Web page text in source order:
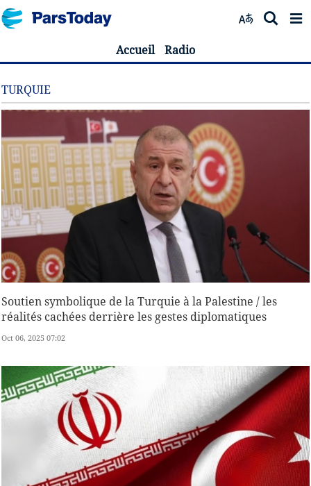
Accueil Radio
TURQUIE
Soutien symbolique de la Turquie à la Palestine / les
réalités cachées derrière les gestes diplomatiques
Oct 06, 2025 07:02